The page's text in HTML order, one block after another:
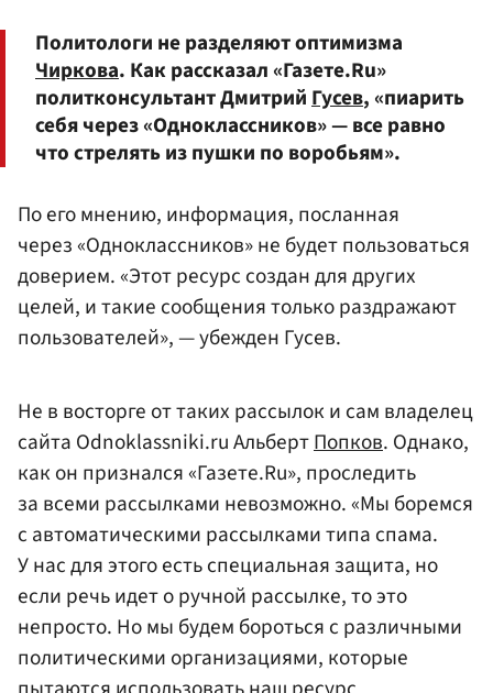
Политологи не разделяют оптимизма
Чиркова. Как рассказал «Газете.Ru»
политконсультант ДмитрийГусев, «пиарить
себя через «Одноклассников» — все равно
что стрелять из пушки по воробьям».
По его мнению, информация, посланная
через «Одноклассников» не будет пользоваться
доверием. «Этот ресурс создан для других
целей, и такие сообщения только раздражают
пользователей», — убежден Гусев.
Не в восторге от таких рассылок и сам владелец
сайта Odnoklassniki.ru АльбертПопков. Однако,
как он признался «Газете.Ru», проследить
за всеми рассылками невозможно. «Мы боремся
с автоматическими рассылками типа спама.
У нас для этого есть специальная защита, но
если речь идет о ручной рассылке, то это
непросто. Но мы будем бороться с различными
политическими организациями, которые